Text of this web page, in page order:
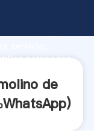
fuerza
proveedor
de
WhatsApp)